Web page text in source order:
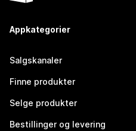
Appkategorier
Salgskanaler
Finne produkter
Selge produkter
Bestillinger og levering